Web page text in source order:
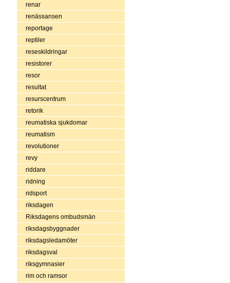
renar
renässansen
reportage
reptiler
reseskildringar
resistorer
resor
resultat
resurscentrum
retorik
reumatiska sjukdomar
reumatism
revolutioner
revy
riddare
ridning
ridsport
riksdagen
Riksdagens ombudsmän
riksdagsbyggnader
riksdagsledamöter
riksdagsval
riksgymnasier
rim och ramsor